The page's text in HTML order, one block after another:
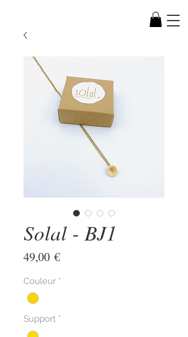
Solal - BJ1
49,00 €Prix
Couleur *
Support *